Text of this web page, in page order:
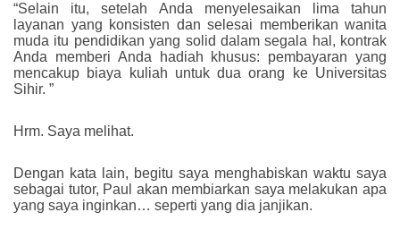
“Selain itu, setelah Anda menyelesaikan lima tahun
layanan yang konsisten dan selesai memberikan wanita
muda itu pendidikan yang solid dalam segala hal, kontrak
Anda memberi Anda hadiah khusus: pembayaran yang
mencakup biaya kuliah untuk dua orang ke Universitas
Sihir. ”
Hrm. Saya melihat.
Dengan kata lain, begitu saya menghabiskan waktu saya
sebagai tutor, Paul akan membiarkan saya melakukan apa
yang saya inginkan… seperti yang dia janjikan.